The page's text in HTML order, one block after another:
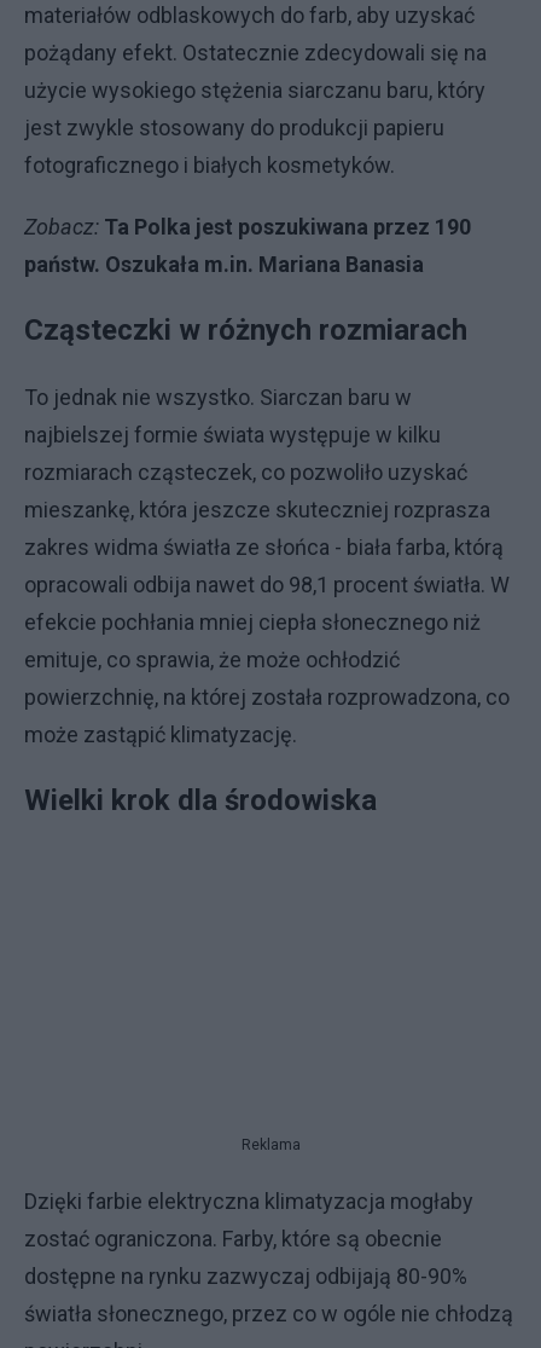
materiałów odblaskowych do farb, aby uzyskać
pożądany efekt. Ostatecznie zdecydowali się na
użycie wysokiego stężenia siarczanu baru, który
jest zwykle stosowany do produkcji papieru
fotograficznego i białych kosmetyków.
Zobacz: Ta Polka jest poszukiwana przez 190
państw. Oszukała m.in. Mariana Banasia
Cząsteczki w różnych rozmiarach
To jednak nie wszystko. Siarczan baru w
najbielszej formie świata występuje w kilku
rozmiarach cząsteczek, co pozwoliło uzyskać
mieszankę, która jeszcze skuteczniej rozprasza
zakres widma światła ze słońca - biała farba, którą
opracowali odbija nawet do 98,1 procent światła. W
efekcie pochłania mniej ciepła słonecznego niż
emituje, co sprawia, że może ochłodzić
powierzchnię, na której została rozprowadzona, co
może zastąpić klimatyzację.
Wielki krok dla środowiska
Reklama
Dzięki farbie elektryczna klimatyzacja mogłaby
zostać ograniczona. Farby, które są obecnie
dostępne na rynku zazwyczaj odbijają 80-90%
światła słonecznego, przez co w ogóle nie chłodzą